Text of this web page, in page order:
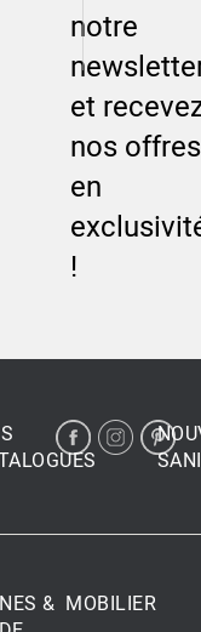
notre
et
nos offres
en
!
& MOBILIER